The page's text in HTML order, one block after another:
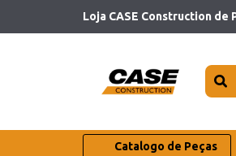
Loja CASE Construction de
Catalogo de Peças